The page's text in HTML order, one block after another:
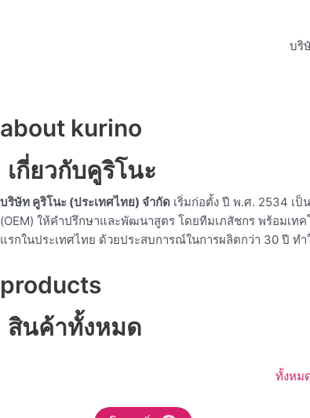
บริ
about kurino
เกี่ยวกับคูริโนะ
บริษัท คูริโนะ (ประเทศไทย) จำกัด เริ่มก่อตั้ง ปี พ.ศ. 2534 เป็
(OEM) ให้คำปรึกษาและพัฒนาสูตร โดยทีมเภสัชกร พร้อมเท
แรกในประเทศไทย ด้วยประสบการณ์ในการผลิตกว่า 30 ปี ทำ
products
สินค้าทั้งหมด
ทั้งหม